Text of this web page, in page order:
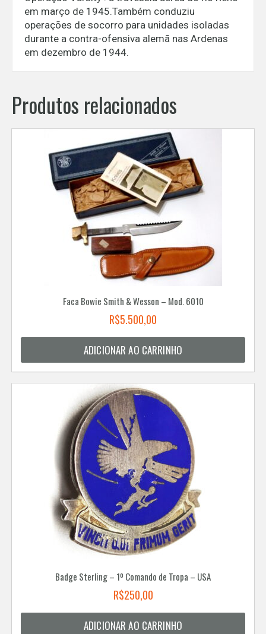
em março de 1945.Também conduziu
operações de socorro para unidades isoladas
durante a contra-ofensiva alemã nas Ardenas
em dezembro de 1944.
Produtos relacionados
Faca Bowie Smith & Wesson – Mod. 6010
R$5.500,00
ADICIONAR AO CARRINHO
Badge Sterling – 1º Comando de Tropa – USA
R$250,00
ADICIONAR AO CARRINHO